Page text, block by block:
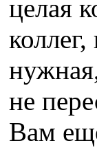
целая
не
Вам